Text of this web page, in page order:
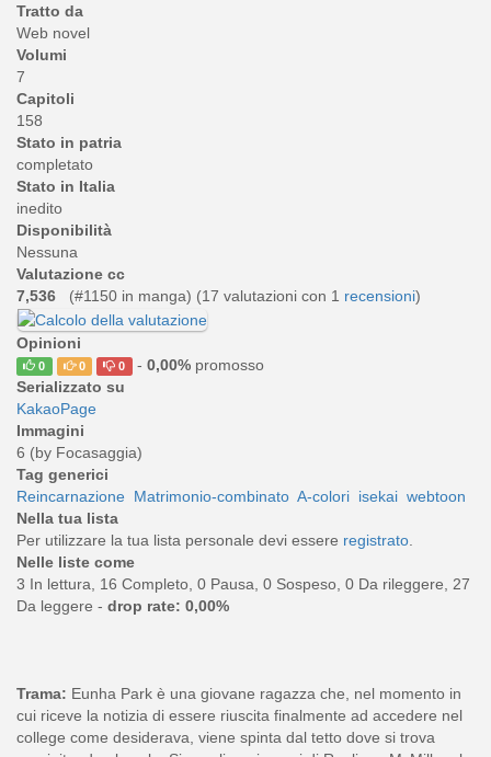
Tratto da
Web novel
Volumi
7
Capitoli
158
Stato in patria
completato
Stato in Italia
inedito
Disponibilità
Nessuna
Valutazione cc
7,536
(#1150 in manga) (17 valutazioni con 1 recensioni)
Opinioni
0 0 0 - 0,00%promosso
Serializzato su
KakaoPage
Immagini
6 (by Focasaggia)
Tag generici
Reincarnazione Matrimonio-combinato A-colori isekai webtoon
Nella tua lista
Per utilizzare la tua lista personale devi essere registrato
Nelle liste come
3 In lettura, 16 Completo, 0 Pausa, 0 Sospeso, 0 Da rileggere, 27
Da leggere - drop rate: 0,00%
Trama: Eunha Park è una giovane ragazza che, nel momento in
cui riceve la notizia di essere riuscita finalmente ad accedere nel
college come desiderava, viene spinta dal tetto dove si trova